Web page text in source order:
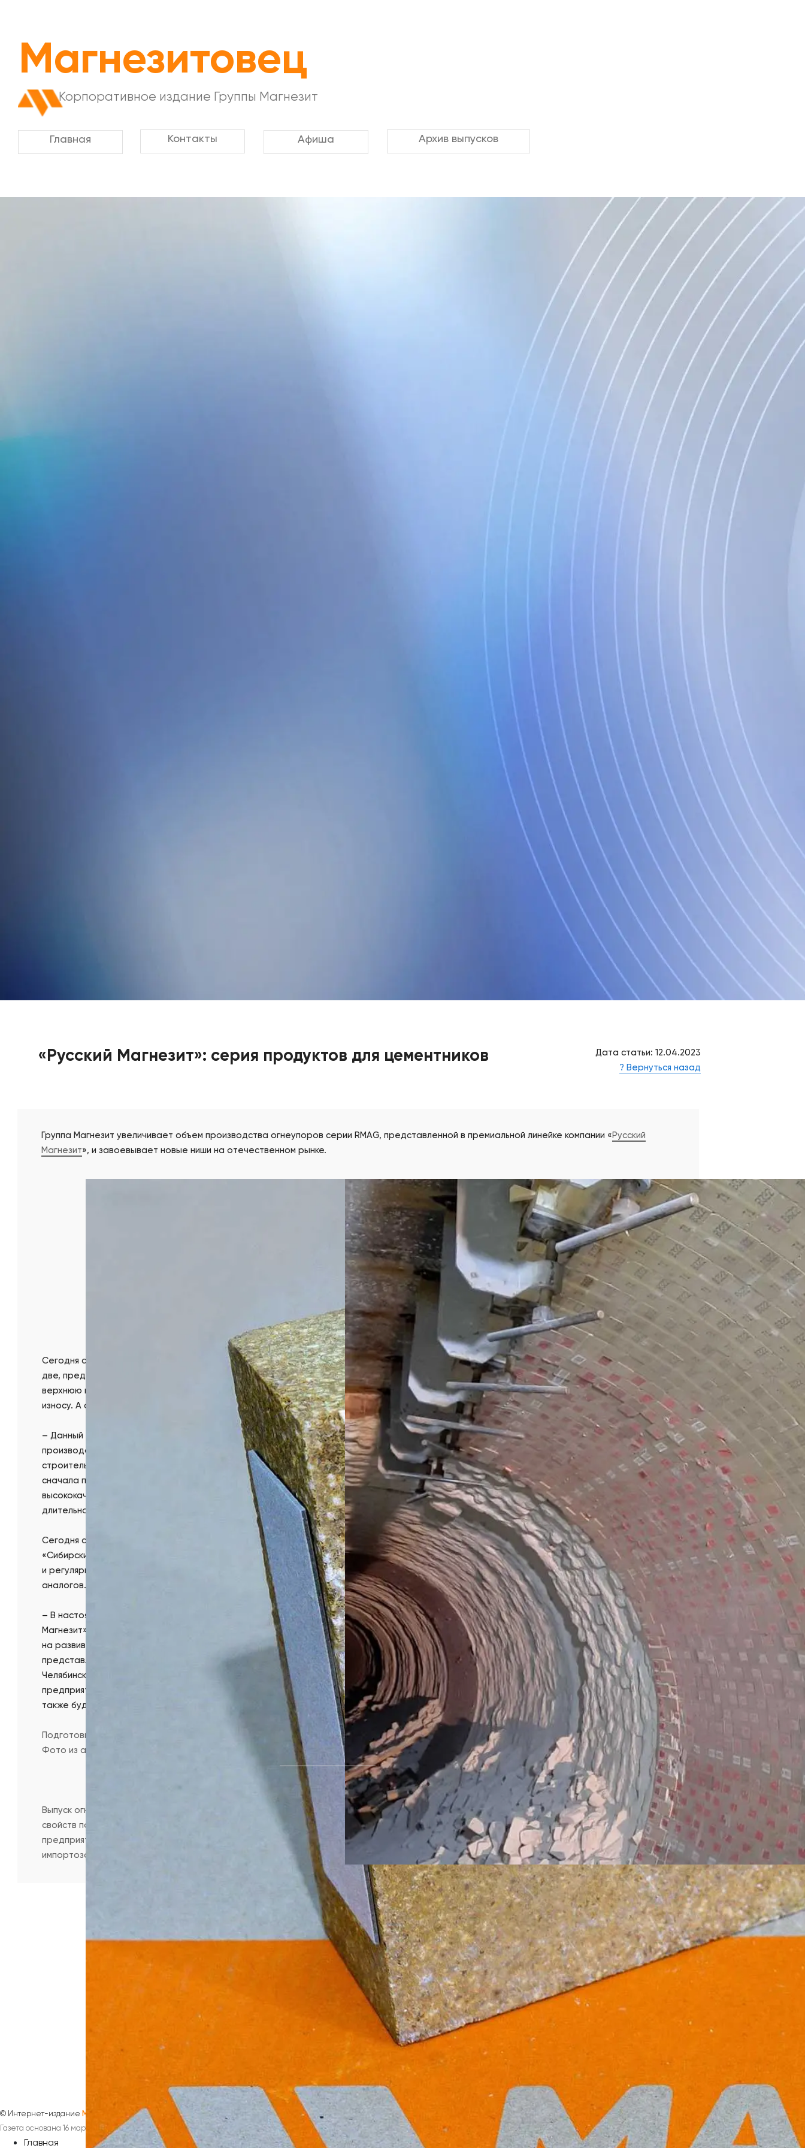
Контакты Афиша Архив выпусков
Магнезитовец
Главная
Корпоративное издание Группы Магнезит
? Вернуться назад
Группа Магнезит увеличивает объем производства огнеупоров серии RMAG, представленной в премиальной линейке компании «Русский
Магнезит», и завоевывает новые ниши на отечественном рынке.
«Русский Магнезит»: серия продуктов для цементников
? Вернуться на главную страницу
Сегодня серия огнеупоров RMAG, разработанная в 2021 году, представлена тремя основными группами: RMAG T, RMAG H и RMAG S. Первые
две, предназначенные для работы в экстремальных условиях, пользуются особой популярностью у потребителей. К примеру, ими футеруют
верхнюю переходную зону печи для производства цемента и зону подбандажных обечаек, которые подвержены повышенному химическому
износу. А спрос на продукцию всех трёх групп данной серии в течение 2022 года увеличился на 30 процентов.
– Данный факт свидетельствует о том, что цементная промышленность переходит к более передовым и эффективным методам
производства, для которых требуются огнеупоры с более высокими свойствами, – рассказывает специалист по службе огнеупоров
строительной промышленности коммерческого департамента Группы Магнезит Артур Хурматуллин. – Как правило, новые потребители
сначала проводят испытания предлагаемой продукции в футеровках вращающихся печей, и по их результатам готовы инвестировать в
высококачественные изделия линейки «Русский Магнезит». Поскольку убедились, что продукты RMAG – хороший выбор для достижения более
длительного и прогнозируемого срока службы футеровки, даже в экстремально тяжелых условиях.
Сегодня серия RMAG пользуется спросом среди крупных компаний цементной промышленности, таких как: «Цемрос» («Евроцемент»),
«Сибирский цемент», «Востокцемент», «Цементум» («Холсим»), «СЛК цемент». Эти потребители оценили высокое качество данной продукции
и регулярно приобретают её для футеровки своих агрегатов. Также растет число предприятий, которые выбирают RMAG взамен импортных
аналогов.
– В настоящее время мы работаем над расширением рынков сбыта высококачественной огнеупорной продукции линейки «Русский
Магнезит». В ближайшей перспективе это не только увеличение поставок российским предприятиям цементной промышленности, но и выход
на развивающиеся рынки Центральной Азии, Африки и Ближнего Востока, – отмечает Артур Хурматуллин. – Так, Группа Магнезит
представлена в выставочном павильоне в Ташкенте, где продолжают работу несколько международных выставок с участием предприятий
Челябинской области. Это способствует расширению и укреплению взаимовыгодного сотрудничества с металлургическими и цементными
предприятиями Узбекистана. А 23-25 апреля в Санкт-Петербурге состоится 11-я международная конференция по цементу PetroCem, где
также будет представлена продукция Группы Магнезит.
Подготовила Ксения Максимова
Фото из архива редакции и коммерческого департамента
Выпуск огнеупорной продукции серии RMAG осуществляется на новой линии комплекса обжиговых изделий «Импульс». Высокие показатели их
свойств подтверждаются приемо-сдаточными испытаниями с первого предъявления. Сегодня огнеупоры RMAG приобретают свыше 20
предприятий России, Белоруссии, Казахстана. И, как правило, предприятия, делающие выбор в пользу данной продукции, идут по пути
импортозамещения.
Дата статьи: 12.04.2023
© Интернет-издание Магнезитовец
Газета основана 16 марта 1930 года
Главная